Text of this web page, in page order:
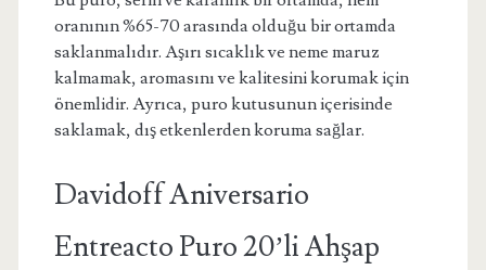
oranının %65-70 arasında olduğu bir ortamda
saklanmalıdır. Aşırı sıcaklık ve neme maruz
kalmamak, aromasını ve kalitesini korumak için
önemlidir. Ayrıca, puro kutusunun içerisinde
saklamak, dış etkenlerden koruma sağlar.
Davidoff Aniversario
Entreacto Puro 20’li Ahşap